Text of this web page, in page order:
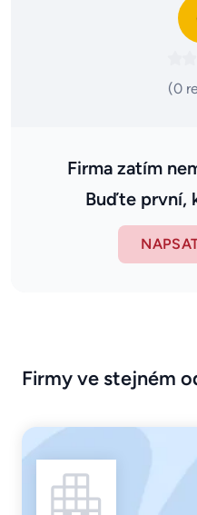
(0
Firma zatím
Buďte první,
Firmy ve stejném